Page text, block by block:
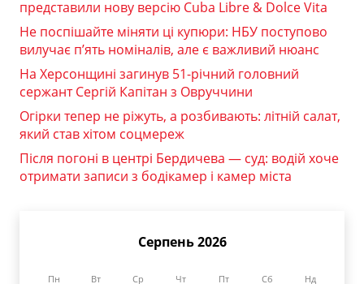
представили нову версію Cuba Libre & Dolce Vita
Не поспішайте міняти ці купюри: НБУ поступово
вилучає п’ять номіналів, але є важливий нюанс
На Херсонщині загинув 51-річний головний
сержант Сергій Капітан з Овруччини
Огірки тепер не ріжуть, а розбивають: літній салат,
який став хітом соцмереж
Після погоні в центрі Бердичева — суд: водій хоче
отримати записи з бодікамер і камер міста
Серпень 2026
Пн Вт Ср Чт Пт Сб Нд